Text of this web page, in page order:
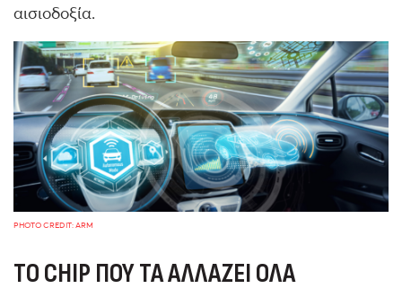
αισιοδοξία.
PHOTO CREDIT: ARM
ΤΟCHIP ΠΟΥ ΤΑ ΑΛΛΆΖΕΙ ΌΛΑ